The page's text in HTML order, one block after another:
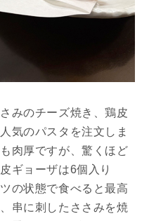
みのチーズ焼き、鶏皮
気のパスタを注文しま
肉厚ですが、驚くほど
ギョーザは6個入り
の状態で食べると最高
串に刺したささみを焼